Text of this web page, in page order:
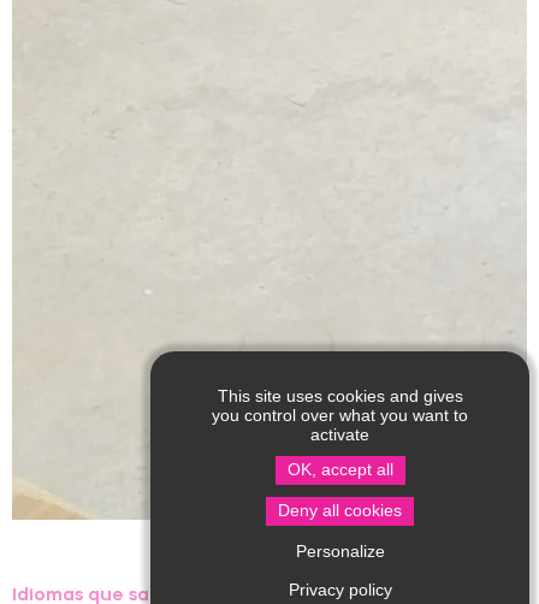
Idiomas que sa hablan :
This site uses cookies and gives
you control over what you want to
activate
OK, accept all
Deny all cookies
Personalize
Privacy policy